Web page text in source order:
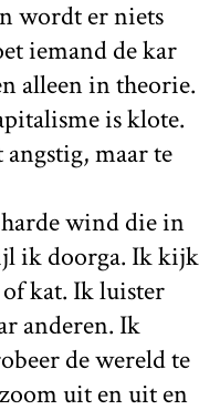
wordt er niets
iemand de kar
alleen in theorie.
is klote.
maar te
harde wind die in
ik doorga. Ik kijk
kat. Ik luister
anderen. Ik
de wereld te
uit en uit en